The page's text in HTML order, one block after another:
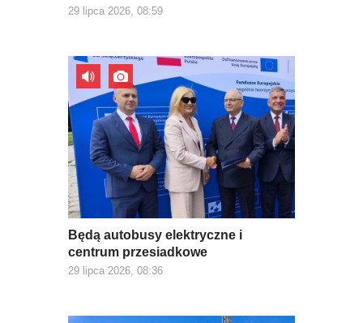
29 lipca 2026, 08:59
Będą autobusy elektryczne i
centrum przesiadkowe
29 lipca 2026, 08:36